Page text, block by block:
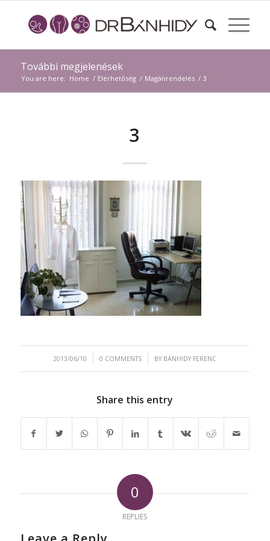
További megjelenések
You are here: Home / Elérhetőség / Magánrendelés / 3
3
2013/06/10
/ 0 COMMENTS
/ BY BÁNHIDY FERENC
Share this entry
0
REPLIES